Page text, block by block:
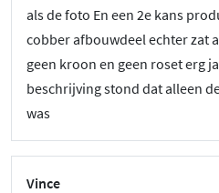
als de foto En een 2e kans
cobber afbouwdeel echter zat
geen kroon en geen roset erg
beschrijving stond dat alleen
was
Vince